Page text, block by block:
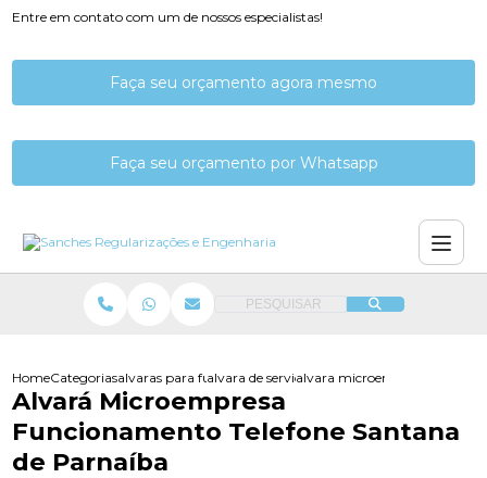
Entre em contato com um de nossos especialistas!
Faça seu orçamento agora mesmo
Faça seu orçamento por Whatsapp
PESQUISAR
HomeCategoriasalvaras para funcionamentoalvara de servico de funcionamento
alvara microempresa
Alvará Microempresa
Funcionamento Telefone Santana
de Parnaíba